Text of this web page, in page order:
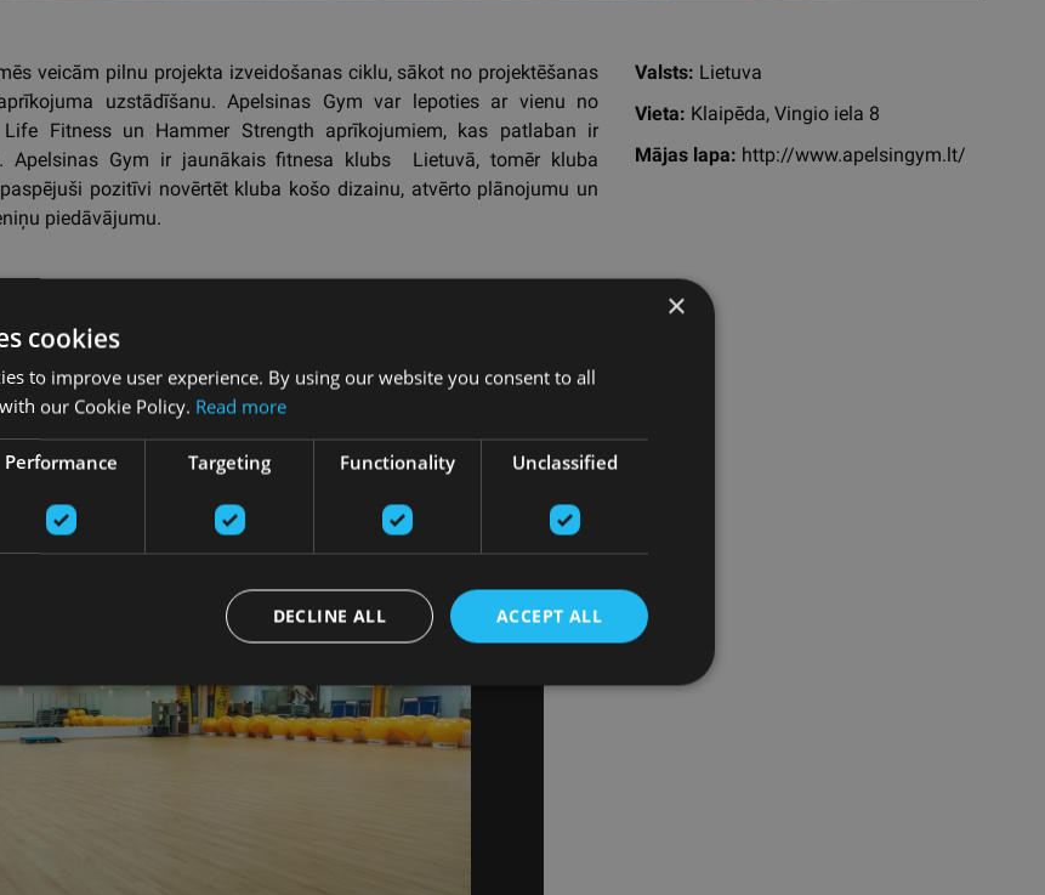
veicām pilnu projekta izveidošanas ciklu, sākot no projektēšanas
uzstādīšanu. Apelsinas Gym var lepoties ar vienu no
Life Fitness un Hammer Strength aprīkojumiem, kas patlaban ir
Apelsinas Gym ir jaunākais fitnesa klubs Lietuvā, tomēr kluba
pozitīvi novērtēt kluba košo dizainu, atvērto plānojumu un
piedāvājumu.
Valsts: Lietuva
Vieta: Klaipēda, Vingio iela 8
Mājas lapa: http://www.apelsingym.lt/
×
cookies
to improve user experience. By using our website you consent to all
our Cookie Policy. Read more
Performance Targeting Functionality Unclassified
ACCEPT ALL
DECLINE ALL